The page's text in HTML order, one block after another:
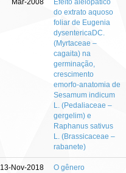
Mar-2008
Efeito alelopático
do extrato aquoso
foliar de Eugenia
dysentericaDC.
(Myrtaceae –
cagaita) na
germinação,
crescimento
emorfo-anatomia de
Sesamum indicum
L. (Pedaliaceae –
gergelim) e
Raphanus sativus
L. (Brassicaceae –
rabanete)
13-Nov-2018
O gênero